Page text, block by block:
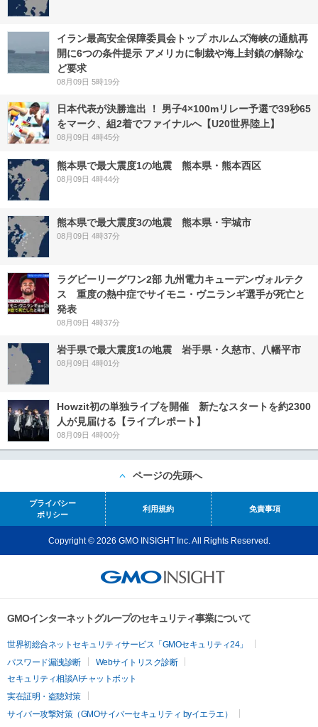
イラン最高安全保障委員会トップ ホルムズ海峡の通航再
開に6つの条件提示 アメリカに制裁や海上封鎖の解除な
ど要求
08月09日 5時19分
日本代表が決勝進出 ！ 男子4×100mリレー予選で39秒65
をマーク、組2着でファイナルへ【U20世界陸上】
08月09日 4時45分
熊本県で最大震度1の地震 熊本県・熊本西区
08月09日 4時44分
熊本県で最大震度3の地震 熊本県・宇城市
08月09日 4時37分
ラグビーリーグワン2部 九州電力キューデンヴォルテク
ス 重度の熱中症でサイモニ・ヴニランギ選手が死亡と
発表
08月09日 4時37分
岩手県で最大震度1の地震 岩手県・久慈市、八幡平市
08月09日 4時01分
Howzit初の単独ライブを開催 新たなスタートを約2300
人が見届ける【ライブレポート】
08月09日 4時00分
ページの先頭へ
プライバシー
ポリシー
利用規約 免責事項
Copyright © 2026 GMO INSIGHT Inc. All Rights Reserved.
GMOインターネットグループのセキュリティ事業について
世界初総合ネットセキュリティサービス「GMOセキュリティ24」
パスワード漏洩診断
Webサイトリスク診断
セキュリティ相談AIチャットボット
実在証明・盗聴対策
サイバー攻撃対策（GMOサイバーセキュリティ byイエラエ）